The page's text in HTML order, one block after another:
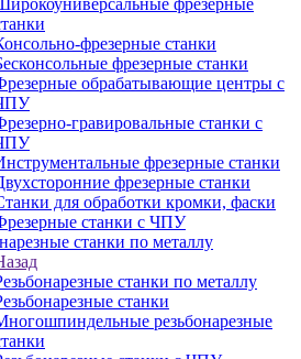
фрезерные
фрезерные станки
фрезерные станки
обрабатывающие центры с
гравировальные станки с
фрезерные станки
фрезерные станки
для обработки кромки, фаски
станки с ЧПУ
станки по металлу
станки по металлу
станки
резьбонарезные